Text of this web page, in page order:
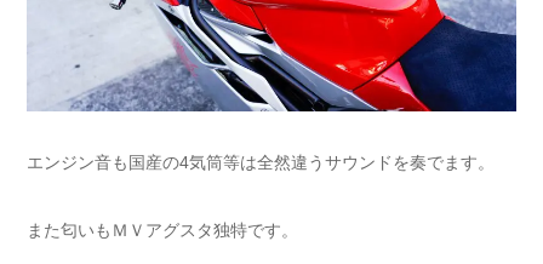
エンジン音も国産の4気筒等は全然違うサウンドを奏でます。
また匂いもＭＶアグスタ独特です。